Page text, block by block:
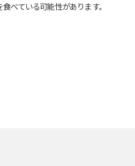
べている可能性があります。